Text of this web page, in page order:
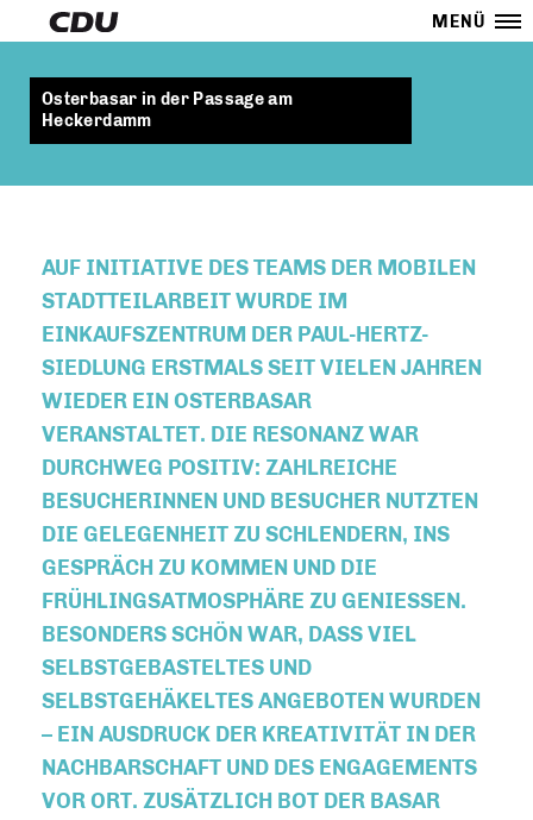
MENÜ
Osterbasar in der Passage am
Heckerdamm
AUF INITIATIVE DES TEAMS DER MOBILEN
STADTTEILARBEIT WURDE IM
EINKAUFSZENTRUM DER PAUL-HERTZ-
SIEDLUNG ERSTMALS SEIT VIELEN JAHREN
WIEDER EIN OSTERBASAR
VERANSTALTET. DIE RESONANZ WAR
DURCHWEG POSITIV: ZAHLREICHE
BESUCHERINNEN UND BESUCHER NUTZTEN
DIE GELEGENHEIT ZU SCHLENDERN, INS
GESPRÄCH ZU KOMMEN UND DIE
FRÜHLINGSATMOSPHÄRE ZU GENIESSEN. B
ESONDERS SCHÖN WAR, DASS VIEL S
ELBSTGEBASTELTES UND S
ELBSTGEHÄKELTES ANGEBOTEN WURDEN –
EIN AUSDRUCK DER KREATIVITÄT IN DER N
ACHBARSCHAFT UND DES ENGAGEMENTS V
OR ORT. ZUSÄTZLICH BOT DER BASAR A